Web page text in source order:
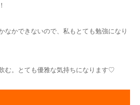
なかできないので、私もとても勉強になり
む。とても優雅な気持ちになります♡